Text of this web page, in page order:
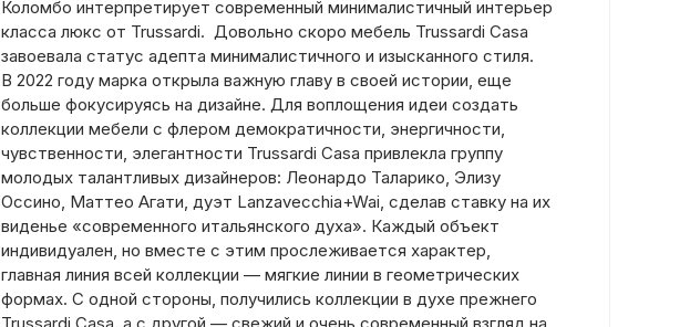
Коломбо интерпретирует современный минималистичный интерьер
класса люкс от Trussardi. Довольно скоро мебель Trussardi Casa
завоевала статус адепта минималистичного и изысканного стиля.
В 2022 году марка открыла важную главу в своей истории, еще
больше фокусируясь на дизайне. Для воплощения идеи создать
коллекции мебели с флером демократичности, энергичности,
чувственности, элегантности Trussardi Casa привлекла группу
молодых талантливых дизайнеров: Леонардо Таларико, Элизу
Оссино, Маттео Агати, дуэт Lanzavecchia+Wai, сделав ставку на их
виденье «современного итальянского духа». Каждый объект
индивидуален, но вместе с этим прослеживается характер,
главная линия всей коллекции — мягкие линии в геометрических
формах. С одной стороны, получились коллекции в духе прежнего